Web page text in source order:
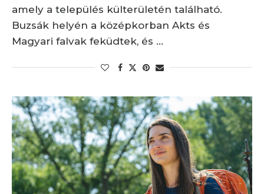
amely a település külterületén található.
Buzsák helyén a középkorban Akts és
Magyari falvak feküdtek, és …